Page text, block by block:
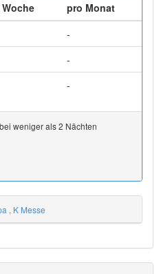
pro Monat
-
-
-
weniger als 2 Nächten
, K Messe